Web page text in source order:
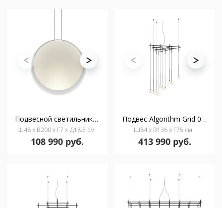
Подвесной светильник Cosmos 2502 2700 K On/ Off
Ш48 x В200 x Г7 x Д18.5 см
108 990 руб.
Подвес Algorithm Grid 0825 2700 K
Ш84 x В136 x Г75 см
413 990 руб.